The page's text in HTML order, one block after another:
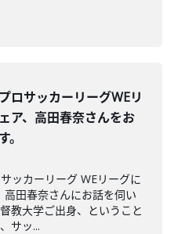
ロサッカーリーグWEリ
ア、高田春奈さんをお
。
ッカーリーグ WEリーグに
高田春奈さんにお話を伺い
教大学ご出身、ということ
サッ...